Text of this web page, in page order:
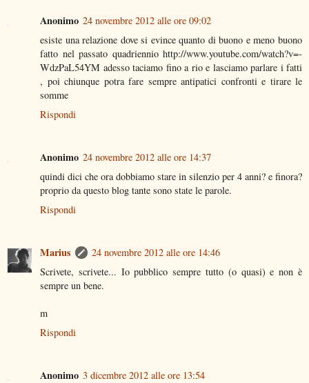
Anonimo 24 novembre 2012 alle ore 09:02
esiste una relazione dove si evince quanto di buono e meno buono
fatto nel passato quadriennio http://www.youtube.com/watch?v=-
WdzPaL54YM adesso taciamo fino a rio e lasciamo parlare i fatti
, poi chiunque potra fare sempre antipatici confronti e tirare le
somme
Rispondi
Anonimo 24 novembre 2012 alle ore 14:37
quindi dici che ora dobbiamo stare in silenzio per 4 anni? e finora?
proprio da questo blog tante sono state le parole.
Rispondi
Marius
24 novembre 2012 alle ore 14:46
Scrivete, scrivete... Io pubblico sempre tutto (o quasi) e non è
sempre un bene.
m
Rispondi
Anonimo 3 dicembre 2012 alle ore 13:54